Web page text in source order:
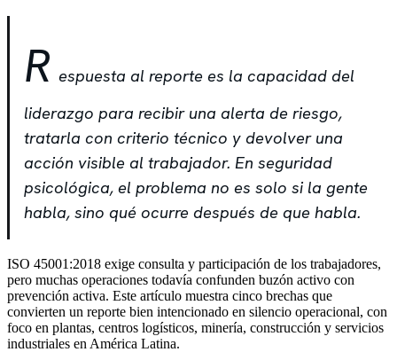
R espuesta al reporte es la capacidad del
liderazgo para recibir una alerta de riesgo,
tratarla con criterio técnico y devolver una
acción visible al trabajador. En seguridad
psicológica, el problema no es solo si la gente
habla, sino qué ocurre después de que habla.
ISO 45001:2018 exige consulta y participación de los trabajadores,
pero muchas operaciones todavía confunden buzón activo con
prevención activa. Este artículo muestra cinco brechas que
convierten un reporte bien intencionado en silencio operacional, con
foco en plantas, centros logísticos, minería, construcción y servicios
industriales en América Latina.